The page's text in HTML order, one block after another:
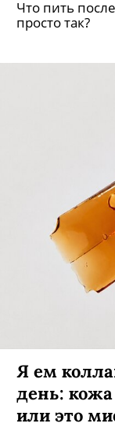
Что пить
просто так?
Я ем
день:
или это